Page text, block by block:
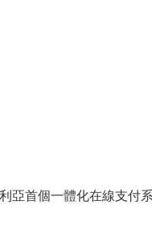
亞首個一體化在線支付